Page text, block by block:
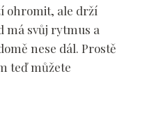
ohromit, ale drží
má svůj rytmus a
nese dál. Prostě
teď můžete